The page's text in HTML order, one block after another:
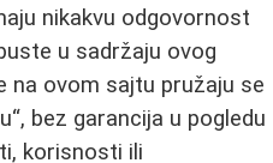
nikakvu odgovornost
u sadržaju ovog
na ovom sajtu pružaju se
bez garancija u pogledu
korisnosti ili